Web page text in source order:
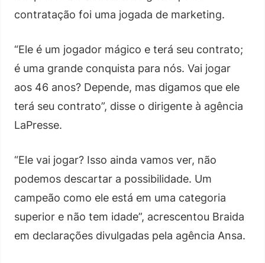
contratação foi uma jogada de marketing.
“Ele é um jogador mágico e terá seu contrato;
é uma grande conquista para nós. Vai jogar
aos 46 anos? Depende, mas digamos que ele
terá seu contrato”, disse o dirigente à agência
LaPresse.
“Ele vai jogar? Isso ainda vamos ver, não
podemos descartar a possibilidade. Um
campeão como ele está em uma categoria
superior e não tem idade”, acrescentou Braida
em declarações divulgadas pela agência Ansa.